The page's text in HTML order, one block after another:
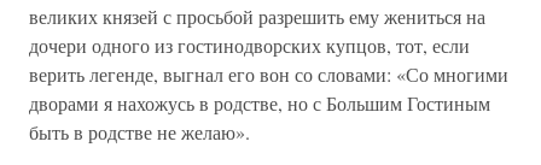
великих князей с просьбой разрешить ему жениться на
дочери одного из гостинодворских купцов, тот, если
верить легенде, выгнал его вон со словами: «Со многими
дворами я нахожусь в родстве, но с Большим Гостиным
быть в родстве не желаю».